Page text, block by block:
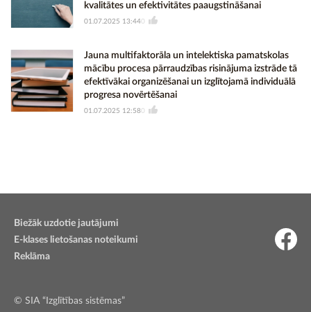
kvalitātes un efektivitātes paaugstināšanai
01.07.2025 13:440
Jauna multifaktorāla un intelektiska pamatskolas
mācību procesa pārraudzības risinājuma izstrāde tā
efektīvākai organizēšanai un izglītojamā individuālā
progresa novērtēšanai
01.07.2025 12:580
Biežāk uzdotie jautājumi
E-klases lietošanas noteikumi
Reklāma
© SIA “Izglītības sistēmas”